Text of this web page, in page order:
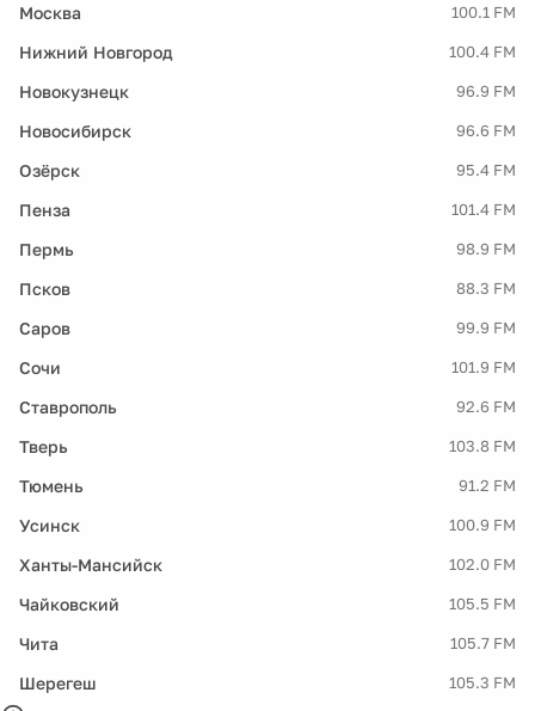
Москва 100.1 FM
Нижний Новгород 100.4 FM
Новокузнецк 96.9 FM
Новосибирск 96.6 FM
Озёрск 95.4 FM
Пенза 101.4 FM
Пермь 98.9 FM
Псков 88.3 FM
Саров 99.9 FM
Сочи 101.9 FM
Ставрополь 92.6 FM
Тверь 103.8 FM
Тюмень 91.2 FM
Усинск 100.9 FM
Ханты-Мансийск 102.0 FM
Чайковский 105.5 FM
Чита 105.7 FM
Шерегеш 105.3 FM